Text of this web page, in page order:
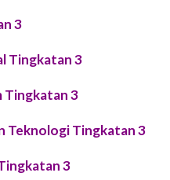
3
Tingkatan 3
Tingkatan 3
Teknologi Tingkatan 3
3